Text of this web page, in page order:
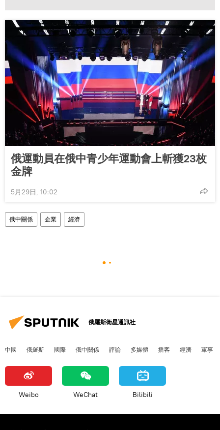
俄運動員在俄中青少年運動會上斬獲23枚
金牌
5月29日, 10:02
俄中關係 企業 經濟
俄羅斯衛星通訊社
中國 俄羅斯 國際 俄中關係 評論 多媒體 播客 經濟 軍事
Weibo WeChat Bilibili